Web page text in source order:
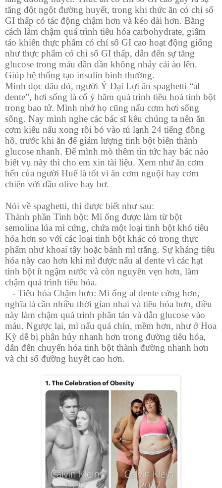
tăng đột ngột đường huyết, trong khi thức ăn có chỉ số
GI thấp có tác động chậm hơn và kéo dài hơn. Bằng
cách làm chậm quá trình tiêu hóa carbohydrate, giấm
táo khiến thực phẩm có chỉ số GI cao hoạt động giống
như thực phẩm có chỉ số GI thấp, dẫn đến sự tăng
glucose trong máu dần dần không nhảy cái ào lên.
Giúp hệ thống tạo insulin bình thường.
Mình đọc đâu đó, người Ý Đại Lợi ăn spaghetti “al
dente”, hơi sống là cố ý hãm quá trình tiêu hoá tinh bột
trong bao tử. Mình nhớ họ cũng nấu cơm hơi sống
sống. Nay mình nghe các bác sĩ kêu chúng ta nên ăn
cơm kiểu nấu xong rồi bỏ vào tủ lạnh 24 tiếng đồng
hồ, trước khi ăn để giảm lượng tinh bột biến thành
glucose nhanh. Để mình mò thêm tin tức hay bác nào
biết vụ này thì cho em xin tài liệu. Xem như ăn cơm
hến của người Huế là tốt vì ăn cơm nguội hay cơm
chiên với dầu olive hay bơ.
Nói về spaghetti, thì được biết như sau:
Thành phần Tinh bột: Mì ống được làm từ bột
semolina lúa mì cứng, chứa một loại tinh bột khó tiêu
hóa hơn so với các loại tinh bột khác có trong thực
phẩm như khoai tây hoặc bánh mì trắng. Sự kháng tiêu
hóa này cao hơn khi mì được nấu al dente vì các hạt
tinh bột ít ngậm nước và còn nguyên vẹn hơn, làm
chậm quá trình tiêu hóa.
- Tiêu hóa Chậm hơn: Mì ống al dente cứng hơn,
nghĩa là cần nhiều thời gian nhai và tiêu hóa hơn, điều
này làm chậm quá trình phân tán và dẫn glucose vào
máu. Ngược lại, mì nấu quá chín, mềm hơn, như ở Hoa
Kỳ dễ bị phân hủy nhanh hơn trong đường tiêu hóa,
dẫn đến chuyển hóa tinh bột thành đường nhanh hơn
và chỉ số đường huyết cao hơn.